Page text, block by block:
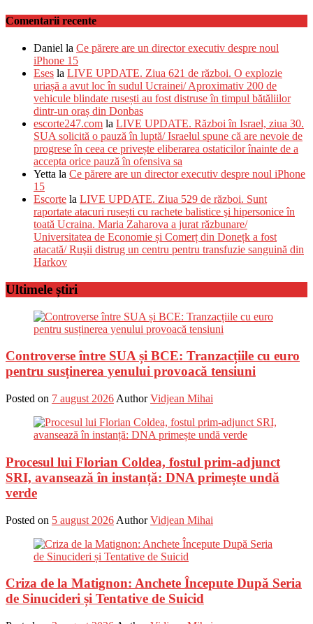
Comentarii recente
Daniel la Ce părere are un director executiv despre noul
iPhone 15
Eses la LIVE UPDATE. Ziua 621 de război. O explozie
uriașă a avut loc în sudul Ucrainei/ Aproximativ 200 de
vehicule blindate rusești au fost distruse în timpul bătăliilor
dintr-un oraș din Donbas
escorte247.com la LIVE UPDATE. Război în Israel, ziua 30.
SUA solicită o pauză în luptă/ Israelul spune că are nevoie de
progrese în ceea ce privește eliberarea ostaticilor înainte de a
accepta orice pauză în ofensiva sa
Yetta la Ce părere are un director executiv despre noul iPhone
15
Escorte la LIVE UPDATE. Ziua 529 de război. Sunt
raportate atacuri rusești cu rachete balistice şi hipersonice în
toată Ucraina. Maria Zaharova a jurat răzbunare/
Universitatea de Economie și Comerț din Donețk a fost
atacată/ Ruşii distrug un centru pentru transfuzie sanguină din
Harkov
Ultimele știri
Controverse între SUA și BCE: Tranzacțiile cu euro
pentru susținerea yenului provoacă tensiuni
Posted on 7 august 2026 Author Vidjean Mihai
Procesul lui Florian Coldea, fostul prim-adjunct
SRI, avansează în instanță: DNA primește undă
verde
Posted on 5 august 2026 Author Vidjean Mihai
Criza de la Matignon: Anchete Începute După Seria
de Sinucideri și Tentative de Suicid